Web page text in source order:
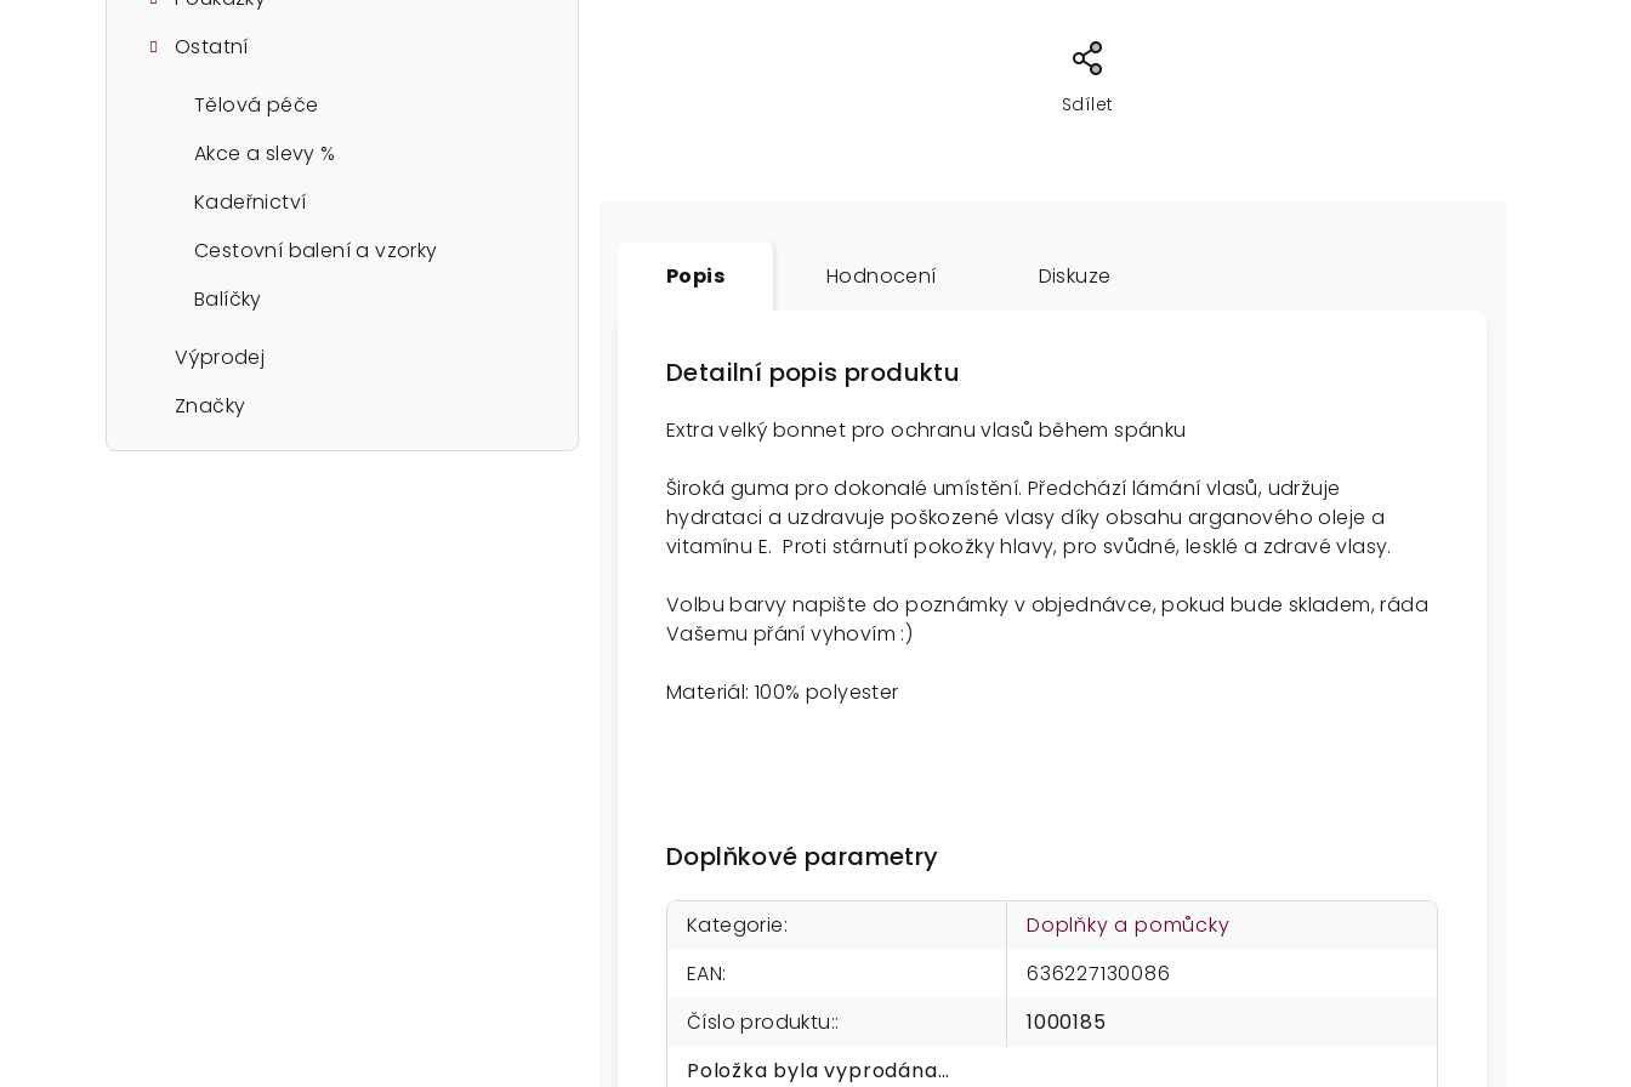
Ostatní
Tělová péče
Akce a slevy %
Kadeřnictví
Cestovní balení a vzorky
Balíčky
Výprodej
Značky
Sdílet
Popis Hodnocení Diskuze
Detailní popis produktu
Extra velký bonnet pro ochranu vlasů během spánku
Široká guma pro dokonalé umístění. Předchází lámání vlasů, udržuje
hydrataci a uzdravuje poškozené vlasy díky obsahu arganového oleje a
vitamínu E. Proti stárnutí pokožky hlavy, pro svůdné, lesklé a zdravé vlasy.
Volbu barvy napište do poznámky v objednávce, pokud bude skladem, ráda
Vašemu přání vyhovím :)
Materiál: 100% polyester
Doplňkové parametry
Kategorie:
Doplňky a pomůcky
EAN:
636227130086
Číslo produktu::
1000185
Položka byla vyprodána…